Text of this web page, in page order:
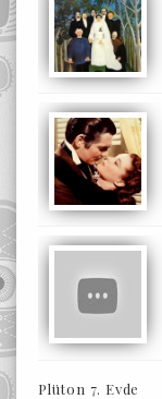
Plüton 7. Evde